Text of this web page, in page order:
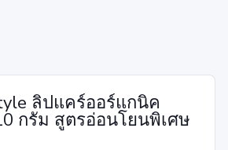
ลิปแคร์ออร์แกนิค
กรัม สูตรอ่อนโยนพิเศษ